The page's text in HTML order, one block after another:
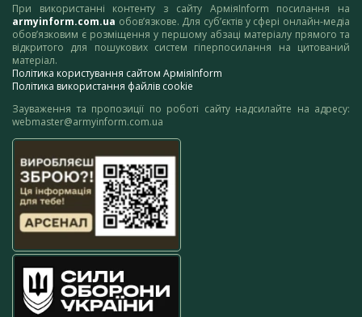
При використанні контенту з сайту АрміяInform посилання на
armyinform.com.ua обов’язкове. Для суб’єктів у сфері онлайн-медіа
обов’язковим є розміщення у першому абзаці матеріалу прямого та
відкритого для пошукових систем гіперпосилання на цитований
матеріал.
Політика користування сайтом АрміяInform
Політика використання файлів cookie
Зауваження та пропозиції по роботі сайту надсилайте на адресу:
webmaster@armyinform.com.ua